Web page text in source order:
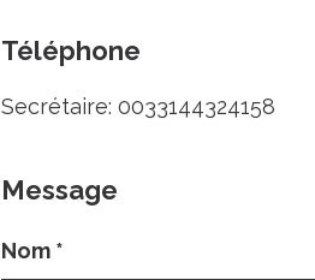
Téléphone
Secrétaire: 0033144324158
Message
Nom *